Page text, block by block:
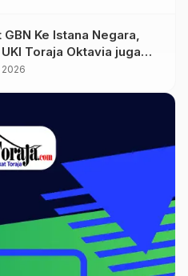
Ke Istana Negara,
Toraja Oktavia juga
Seni Mahasiswa